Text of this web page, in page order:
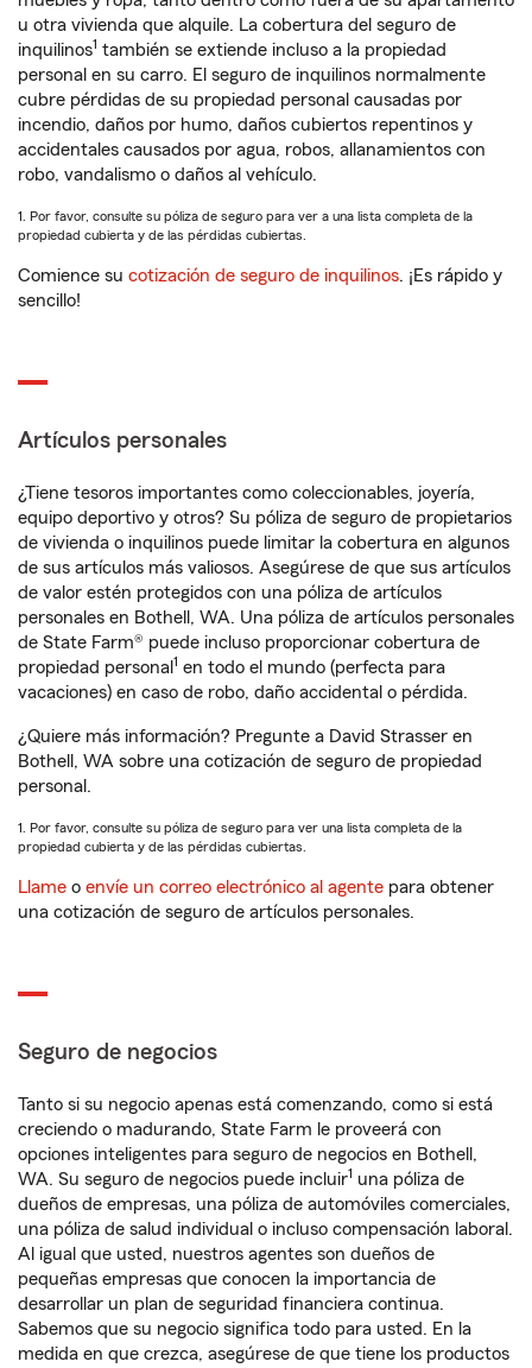
u otra vivienda que alquile. La cobertura del seguro de
inquilinos1 también se extiende incluso a la propiedad
personal en su carro. El seguro de inquilinos normalmente
cubre pérdidas de su propiedad personal causadas por
incendio, daños por humo, daños cubiertos repentinos y
accidentales causados por agua, robos, allanamientos con
robo, vandalismo o daños al vehículo.
1. Por favor, consulte su póliza de seguro para ver a una lista completa de la
propiedad cubierta y de las pérdidas cubiertas.
Comience su cotización de seguro de inquilinos. ¡Es rápido y
sencillo!
Artículos personales
¿Tiene tesoros importantes como coleccionables, joyería,
equipo deportivo y otros? Su póliza de seguro de propietarios
de vivienda o inquilinos puede limitar la cobertura en algunos
de sus artículos más valiosos. Asegúrese de que sus artículos
de valor estén protegidos con una póliza de artículos
personales en Bothell, WA. Una póliza de artículos personales
de State Farm® puede incluso proporcionar cobertura de
propiedad personal 1 en todo el mundo (perfecta para
vacaciones) en caso de robo, daño accidental o pérdida.
¿Quiere más información? Pregunte a David Strasser en
Bothell, WA sobre una cotización de seguro de propiedad
personal.
1. Por favor, consulte su póliza de seguro para ver una lista completa de la
propiedad cubierta y de las pérdidas cubiertas.
Llame o envíe un correo electrónico al agente para obtener
una cotización de seguro de artículos personales.
Seguro de negocios
Tanto si su negocio apenas está comenzando, como si está
creciendo o madurando, State Farm le proveerá con
opciones inteligentes para seguro de negocios en Bothell,
WA. Su seguro de negocios puede incluir1 una póliza de
dueños de empresas, una póliza de automóviles comerciales,
una póliza de salud individual o incluso compensación laboral.
Al igual que usted, nuestros agentes son dueños de
pequeñas empresas que conocen la importancia de
desarrollar un plan de seguridad financiera continua.
Sabemos que su negocio significa todo para usted. En la
medida en que crezca, asegúrese de que tiene los productos